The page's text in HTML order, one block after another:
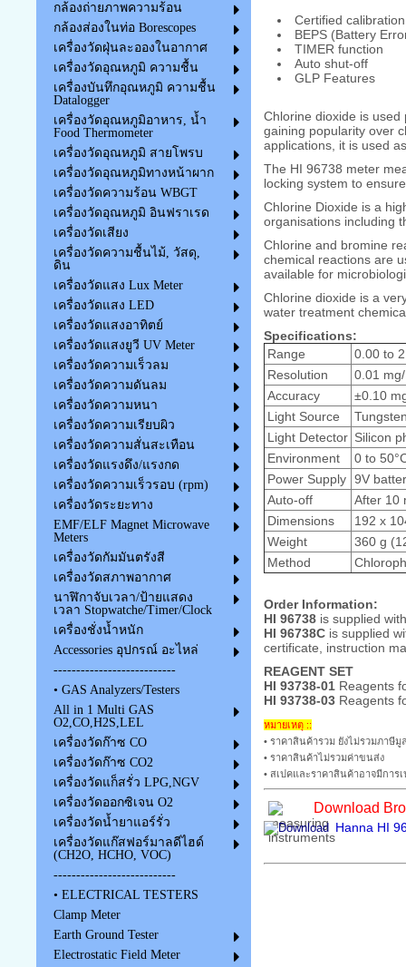
กล้องถ่ายภาพความร้อน
กล้องส่องในท่อ Borescopes
เครื่องวัดฝุ่นละอองในอากาศ
เครื่องวัดอุณหภูมิ ความชื้น
เครื่องบันทึกอุณหภูมิ ความชื้น
Datalogger
เครื่องวัดอุณหภูมิอาหาร, น้ำ
Food Thermometer
เครื่องวัดอุณหภูมิ สายโพรบ
เครื่องวัดอุณหภูมิทางหน้าผาก
เครื่องวัดความร้อน WBGT
เครื่องวัดอุณหภูมิ อินฟราเรด
เครื่องวัดเสียง
เครื่องวัดความชื้นไม้, วัสดุ,
ดิน
เครื่องวัดแสง Lux Meter
เครื่องวัดแสง LED
เครื่องวัดแสงอาทิตย์
เครื่องวัดแสงยูวี UV Meter
เครื่องวัดความเร็วลม
เครื่องวัดความดันลม
เครื่องวัดความหนา
เครื่องวัดความเรียบผิว
เครื่องวัดความสั่นสะเทือน
เครื่องวัดแรงดึง/แรงกด
เครื่องวัดความเร็วรอบ (rpm)
เครื่องวัดระยะทาง
EMF/ELF Magnet Microwave
Meters
เครื่องวัดกัมมันตรังสี
เครื่องวัดสภาพอากาศ
นาฬิกาจับเวลา/ป้ายแสดง
เวลา Stopwatche/Timer/Clock
เครื่องชั่งน้ำหนัก
Accessories อุปกรณ์ อะไหล่
---------------------------
• GAS Analyzers/Testers
All in 1 Multi GAS
O2,CO,H2S,LEL
เครื่องวัดก๊าซ CO
เครื่องวัดก๊าซ CO2
เครื่องวัดแก็สรั่ว LPG,NGV
เครื่องวัดออกซิเจน O2
เครื่องวัดน้ำยาแอร์รั่ว
เครื่องวัดแก๊สฟอร์มาลดีไฮด์
(CH2O, HCHO, VOC)
---------------------------
• ELECTRICAL TESTERS
Clamp Meter
Earth Ground Tester
Electrostatic Field Meter
Certified
BEPS (Battery
TIMER function
Auto shut-off
GLP Features
Chlorine dioxide is
gaining popularity over
applications, it is used
The HI 96738 meter
locking system to
Chlorine Dioxide is a
organisations including
Chlorine and bromine
chemical reactions are
available for
Chlorine dioxide is a
water treatment
Specifications:
Range
0.00 to
Resolution
0.01
Accuracy
±0.10
Light Source
Light Detector Silicon
Environment
0 to
Power Supply 9V
Auto-off
After 10
Dimensions
192 x
Weight
360 g
Method
Order Information:
HI 96738is supplied
HI 96738Cis supplied
certificate, instruction
REAGENT SET
HI 93738-01Reagents
HI 93738-03Reagents
หมายเหตุ ::
• ราคาสินค้ารวม ยังไม่รวมภาษีมู
• ราคาสินค้าไม่รวมค่าขนส่ง
• สเปคและราคาสินค้าอาจมีการ
Download
Hanna HI